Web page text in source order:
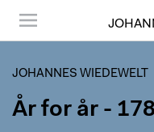
JOHANNES WIEDEWELT
År for år -